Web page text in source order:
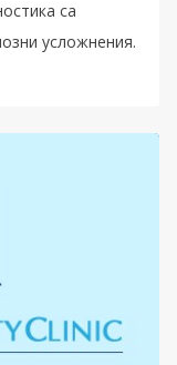
са
усложнения.